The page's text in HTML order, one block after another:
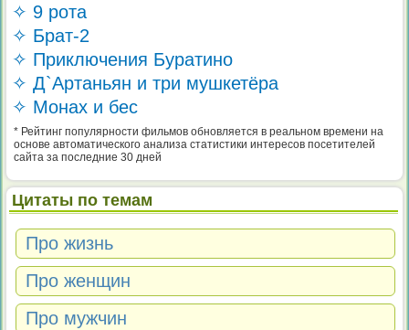
✧ 9 рота
✧ Брат-2
✧ Приключения Буратино
✧ Д`Артаньян и три мушкетёра
✧ Монах и бес
* Рейтинг популярности фильмов обновляется в реальном времени на
основе автоматического анализа статистики интересов посетителей
сайта за последние 30 дней
Цитаты по темам
Про жизнь
Про женщин
Про мужчин